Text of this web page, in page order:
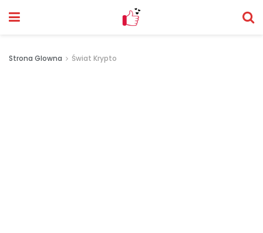
Strona Glowna Świat Krypto